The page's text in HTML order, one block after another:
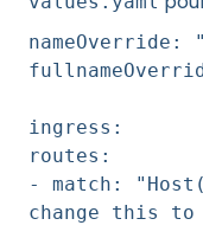
nameOverride:
ingress:
routes:
- match:
change this to